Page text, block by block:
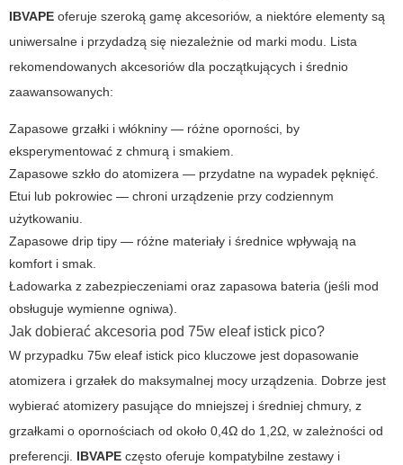
IBVAPE oferuje szeroką gamę akcesoriów, a niektóre elementy są
uniwersalne i przydadzą się niezależnie od marki modu. Lista
rekomendowanych akcesoriów dla początkujących i średnio
zaawansowanych:
Zapasowe grzałki i włókniny — różne oporności, by
eksperymentować z chmurą i smakiem.
Zapasowe szkło do atomizera — przydatne na wypadek pęknięć.
Etui lub pokrowiec — chroni urządzenie przy codziennym
użytkowaniu.
Zapasowe drip tipy — różne materiały i średnice wpływają na
komfort i smak.
Ładowarka z zabezpieczeniami oraz zapasowa bateria (jeśli mod
obsługuje wymienne ogniwa).
Jak dobierać akcesoria pod 75w eleaf istick pico?
W przypadku 75w eleaf istick pico kluczowe jest dopasowanie
atomizera i grzałek do maksymalnej mocy urządzenia. Dobrze jest
wybierać atomizery pasujące do mniejszej i średniej chmury, z
grzałkami o opornościach od około 0,4Ω do 1,2Ω, w zależności od
preferencji. IBVAPE często oferuje kompatybilne zestawy i